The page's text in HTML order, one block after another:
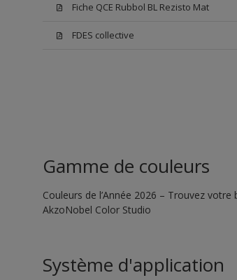
Fiche QCE Rubbol BL Rezisto Mat
FDES collective
Gamme de couleurs
Couleurs de l’Année 2026 – Trouvez
AkzoNobel Color Studio
Système d'application